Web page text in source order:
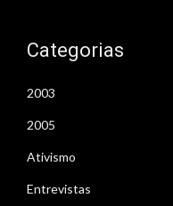
Categorias
2003
2005
Ativismo
Entrevistas